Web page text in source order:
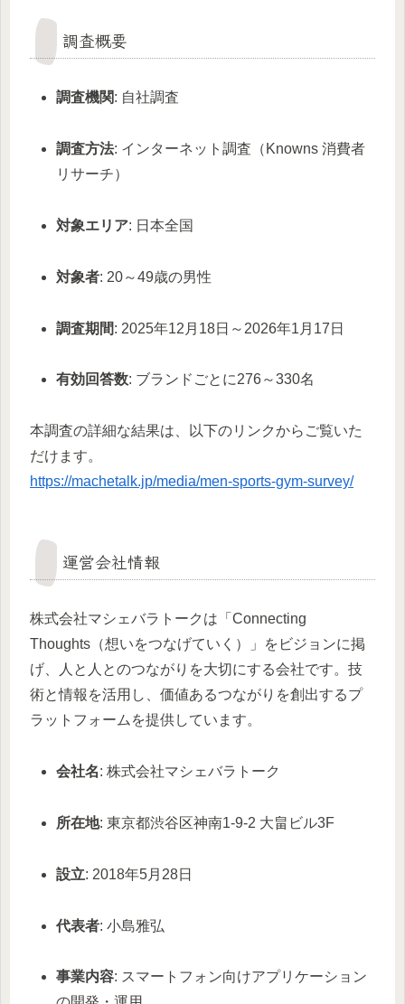
調査概要
調査機関: 自社調査
調査方法: インターネット調査（Knowns 消費者
リサーチ）
対象エリア: 日本全国
対象者: 20～49歳の男性
調査期間: 2025年12月18日～2026年1月17日
有効回答数: ブランドごとに276～330名
本調査の詳細な結果は、以下のリンクからご覧いた
だけます。
https://machetalk.jp/media/men-sports-gym-survey/
運営会社情報
株式会社マシェバラトークは「Connecting
Thoughts（想いをつなげていく）」をビジョンに掲
げ、人と人とのつながりを大切にする会社です。技
術と情報を活用し、価値あるつながりを創出するプ
ラットフォームを提供しています。
会社名: 株式会社マシェバラトーク
所在地: 東京都渋谷区神南1-9-2 大畠ビル3F
設立: 2018年5月28日
代表者: 小島雅弘
事業内容: スマートフォン向けアプリケーション